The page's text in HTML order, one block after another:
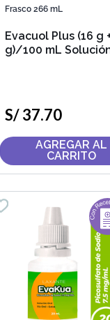
Frasco 266 mL
Evacuol Plus (16 g
g)/100 mL
S/37.70
AGREGAR AL
CARRITO